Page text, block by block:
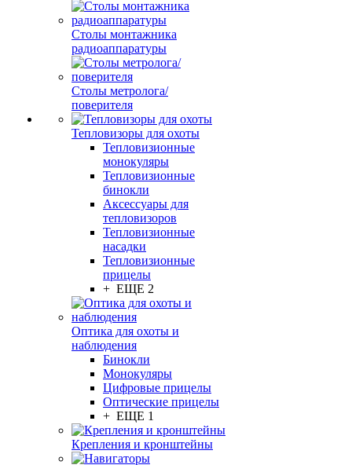
Столы монтажника
радиоаппаратуры
Столы метролога/
поверителя
Тепловизоры для охоты
Тепловизионные
монокуляры
Тепловизионные
бинокли
Аксессуары для
тепловизоров
Тепловизионные
насадки
Тепловизионные
прицелы
+ ЕЩЕ 2
Оптика для охоты и
наблюдения
Бинокли
Монокуляры
Цифровые прицелы
Оптические прицелы
+ ЕЩЕ 1
Крепления и кронштейны